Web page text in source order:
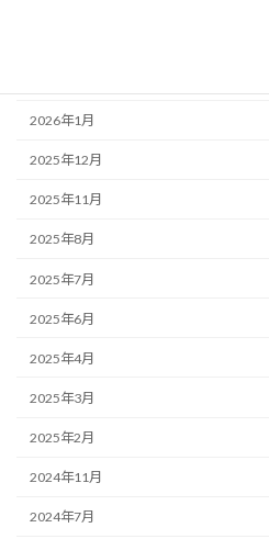
2026年1月
2025年12月
2025年11月
2025年8月
2025年7月
2025年6月
2025年4月
2025年3月
2025年2月
2024年11月
2024年7月